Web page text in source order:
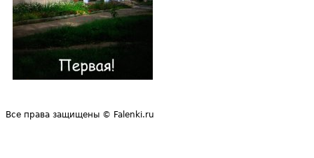
Все права защищены © Falenki.ru